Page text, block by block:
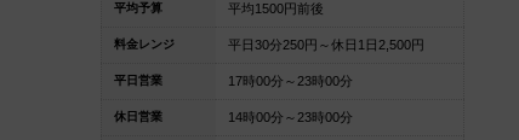
平均予算 平均1500円前後
料金レンジ 平日30分250円～休日1日2,500円
平日営業 17時00分～23時00分
休日営業 14時00分～23時00分